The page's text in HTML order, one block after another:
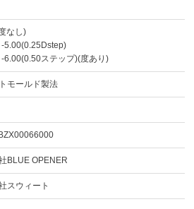
なし)
5.00(0.25Dstep)
6.00(0.50ステップ)(度あり)
モールド製法
BLUE OPENER
スウィート